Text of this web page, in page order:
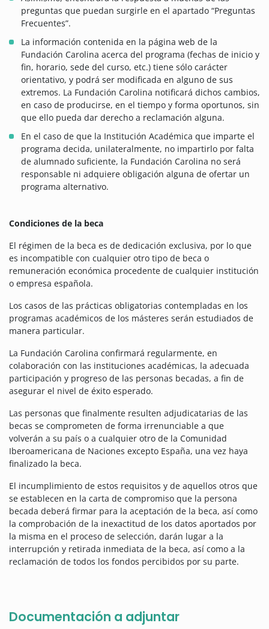
preguntas que puedan surgirle en el apartado “Preguntas
Frecuentes”.
La información contenida en la página web de la
Fundación Carolina acerca del programa (fechas de inicio y
fin, horario, sede del curso, etc.) tiene sólo carácter
orientativo, y podrá ser modificada en alguno de sus
extremos. La Fundación Carolina notificará dichos cambios,
en caso de producirse, en el tiempo y forma oportunos, sin
que ello pueda dar derecho a reclamación alguna.
En el caso de que la Institución Académica que imparte el
programa decida, unilateralmente, no impartirlo por falta
de alumnado suficiente, la Fundación Carolina no será
responsable ni adquiere obligación alguna de ofertar un
programa alternativo.
Condiciones de la beca
El régimen de la beca es de dedicación exclusiva, por lo que
es incompatible con cualquier otro tipo de beca o
remuneración económica procedente de cualquier institución
o empresa española.
Los casos de las prácticas obligatorias contempladas en los
programas académicos de los másteres serán estudiados de
manera particular.
La Fundación Carolina confirmará regularmente, en
colaboración con las instituciones académicas, la adecuada
participación y progreso de las personas becadas, a fin de
asegurar el nivel de éxito esperado.
Las personas que finalmente resulten adjudicatarias de las
becas se comprometen de forma irrenunciable a que
volverán a su país o a cualquier otro de la Comunidad
Iberoamericana de Naciones excepto España, una vez haya
finalizado la beca.
El incumplimiento de estos requisitos y de aquellos otros que
se establecen en la carta de compromiso que la persona
becada deberá firmar para la aceptación de la beca, así como
la comprobación de la inexactitud de los datos aportados por
la misma en el proceso de selección, darán lugar a la
interrupción y retirada inmediata de la beca, así como a la
reclamación de todos los fondos percibidos por su parte.
Documentación a adjuntar